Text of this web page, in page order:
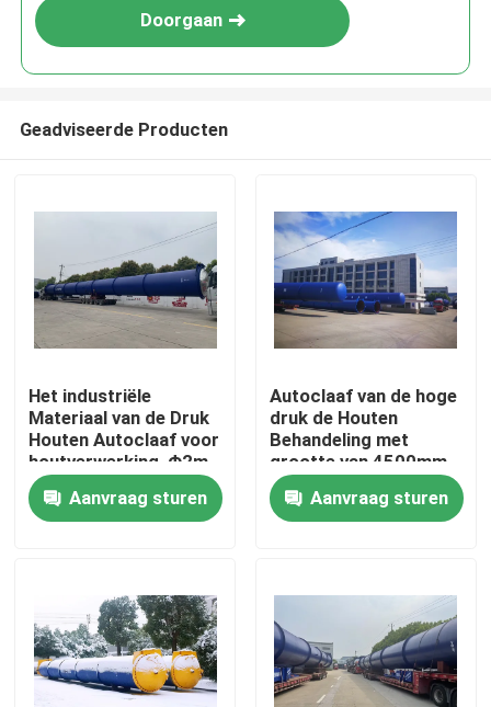
Producten
Video's
Doorgaan
Geadviseerde Producten
Het industriële
Materiaal van de Druk
Houten Autoclaaf voor
houtverwerking, Φ2m
Aanvraag sturen
Autoclaaf van de hoge
druk de Houten
Behandeling met
grootte van 4500mm,
geschikt voor CCA
vloeistofAanvraag sturen